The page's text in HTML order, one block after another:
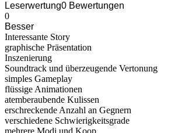
Leserwertung0 Bewertungen
0
Besser
Interessante Story
graphische Präsentation
Inszenierung
Soundtrack und überzeugende Vertonung
simples Gameplay
flüssige Animationen
atemberaubende Kulissen
erschreckende Anzahl an Gegnern
verschiedene Schwierigkeitsgrade